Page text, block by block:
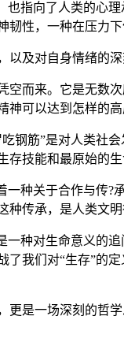
也指向了人类的心
韧性，一种在压力
以及对自身情绪的深
空而来。它是无数
神可以达到怎样的
钢筋”是对人类社
存技能和最原始的
一种关于合作与传?
种传承，是人类文
一种对生命意义的
了我们对“生存”的
更是一场深刻的哲